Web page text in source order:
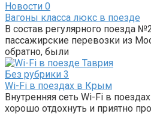
Новости 0
Вагоны класса люкс в поезде
В состав регулярного поезда
пассажирские перевозки из
обратно, были
Без рубрики 3
Wi-Fi в поездах в Крым
Внутренняя сеть Wi-Fi в
хорошо отдохнуть и приятно